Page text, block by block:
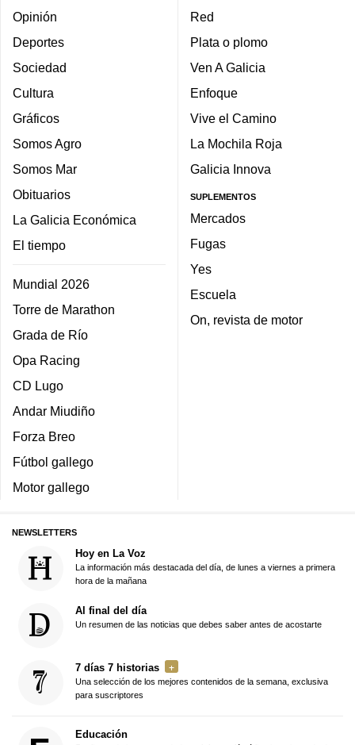
Opinión
Deportes
Sociedad
Cultura
Gráficos
Somos Agro
Somos Mar
Obituarios
La Galicia Económica
El tiempo
Mundial 2026
Torre de Marathon
Grada de Río
Opa Racing
CD Lugo
Andar Miudiño
Forza Breo
Fútbol gallego
Motor gallego
Red
Plata o plomo
Ven A Galicia
Enfoque
Vive el Camino
La Mochila Roja
Galicia Innova
SUPLEMENTOS
Mercados
Fugas
Yes
Escuela
On, revista de motor
NEWSLETTERS
Hoy en La Voz
La información más destacada del día, de lunes a viernes a primera
hora de la mañana
Al final del día
Un resumen de las noticias que debes saber antes de acostarte
7 días 7 historias
Una selección de los mejores contenidos de la semana, exclusiva
para suscriptores
Educación